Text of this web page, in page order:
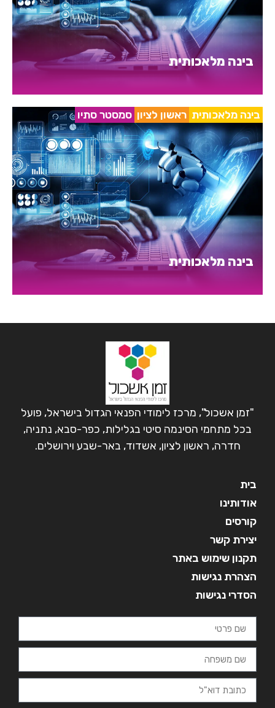
בינה מלאכותית
בינה מלאכותית ראשון לציון סמסטר סתיו
בינה מלאכותית
"זמן אשכול", מרכז לימודי הפנאי הגדול בישראל, פועל
בכל מתחמי הסינמה סיטי בגלילות, כפר-סבא, נתניה,
חדרה, ראשון לציון, אשדוד, באר-שבע וירושלים.
בית
אודותינו
קורסים
יצירת קשר
תקנון שימוש באתר
הצהרת נגישות
הסדרי נגישות